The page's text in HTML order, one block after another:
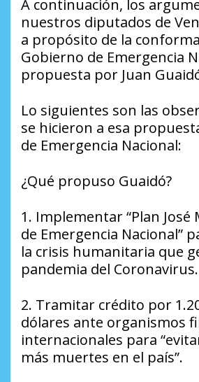
A continuación, los
nuestros diputados de
a propósito de la
Gobierno de Emergencia
propuesta por Juan
Lo siguientes son las
se hicieron a esa
de Emergencia Nacional:
¿Qué propuso Guaidó?
1. Implementar “Plan José
de Emergencia Nacional”
la crisis humanitaria que
pandemia del Coronavirus.
2. Tramitar crédito por
dólares ante organismos
internacionales para
más muertes en el país”.